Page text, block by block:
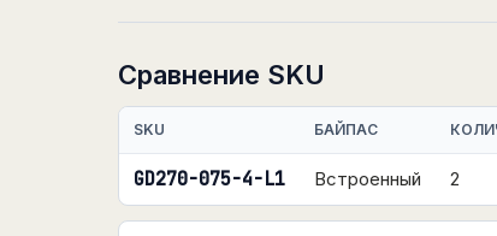
Сравнение SKU
SKU БАЙПАС
GD270-075-4-L1 Встроенный 2